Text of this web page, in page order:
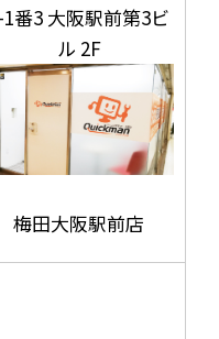
1番3 大阪駅前第3ビ
ル 2F
梅田大阪駅前店